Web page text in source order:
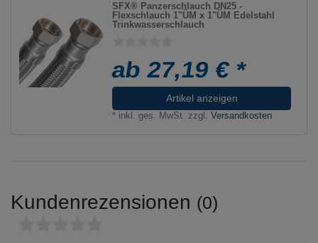
SFX® Panzerschlauch DN25 -
Flexschlauch 1"ÜM x 1"ÜM Edelstahl
Trinkwasserschlauch
ab 27,19 € *
Artikel anzeigen
* inkl. ges. MwSt. zzgl.Versandkosten
Kundenrezensionen (0)